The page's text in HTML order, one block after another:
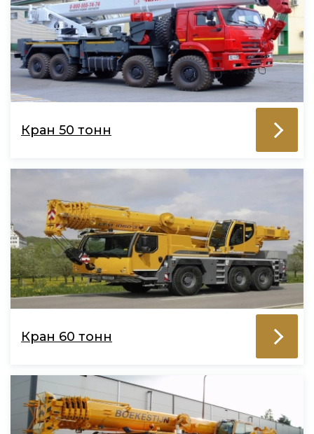
Кран 50 тонн
Кран 60 тонн